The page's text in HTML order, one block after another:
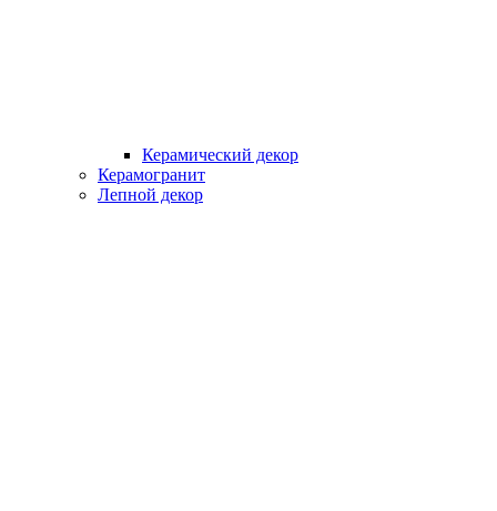
Керамический декор
Керамогранит
Лепной декор